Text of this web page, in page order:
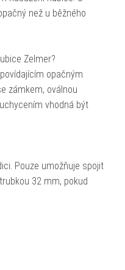
než u běžného
Zelmer?
opačným
zámkem, oválnou
vhodná být
Pouze umožňuje spojit
32 mm, pokud